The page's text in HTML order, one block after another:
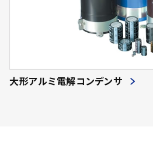
大形アルミ電解コンデンサ